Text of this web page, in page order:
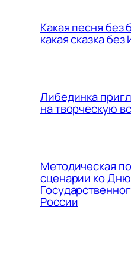
Какая песня без
какая сказка без
Либединка
на творческую
Методическая
сценарии ко Дню
России